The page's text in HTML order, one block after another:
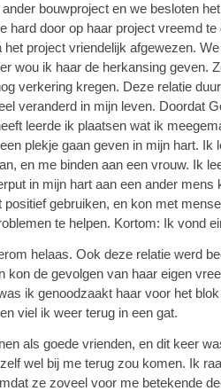
bouwproject en we besloten
hard door op haar project vreemd te
het project vriendelijk afgewezen.
wou ik haar de herkansing geven.
verkering kregen. Deze relatie
veranderd in mijn leven. Doordat
leerde ik plaatsen wat ik
plekje gaan geven in mijn hart. Ik
en me binden aan een vrouw. Ik
in mijn hart aan een ander mens
positief gebruiken, en kon met
te helpen. Kortom: Ik vond
helaas. Ook deze relatie werd
kon de gevolgen van haar eigen
ik genoodzaakt haar voor het
viel ik weer terug in een gat.
als goede vrienden, en dit keer
wel bij me terug zou komen. Ik
ze zoveel voor me betekende